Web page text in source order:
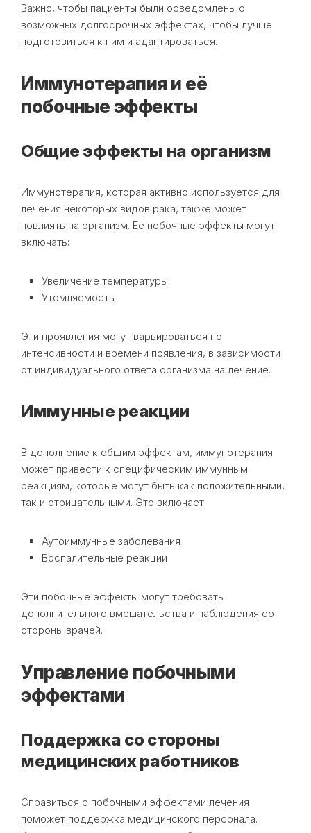
Важно, чтобы пациенты были осведомлены о
возможных долгосрочных эффектах, чтобы лучше
подготовиться к ним и адаптироваться.
Иммунотерапия и её
побочные эффекты
Общие эффекты на организм
Иммунотерапия, которая активно используется для
лечения некоторых видов рака, также может
повлиять на организм. Ее побочные эффекты могут
включать:
Увеличение температуры
Утомляемость
Эти проявления могут варьироваться по
интенсивности и времени появления, в зависимости
от индивидуального ответа организма на лечение.
Иммунные реакции
В дополнение к общим эффектам, иммунотерапия
может привести к специфическим иммунным
реакциям, которые могут быть как положительными,
так и отрицательными. Это включает:
Аутоиммунные заболевания
Воспалительные реакции
Эти побочные эффекты могут требовать
дополнительного вмешательства и наблюдения со
стороны врачей.
Управление побочными
эффектами
Поддержка со стороны
медицинских работников
Справиться с побочными эффектами лечения
поможет поддержка медицинского персонала.